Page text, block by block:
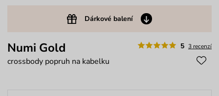
Dárkové balení
5 3 recenzí
Numi Gold
crossbody popruh na kabelku